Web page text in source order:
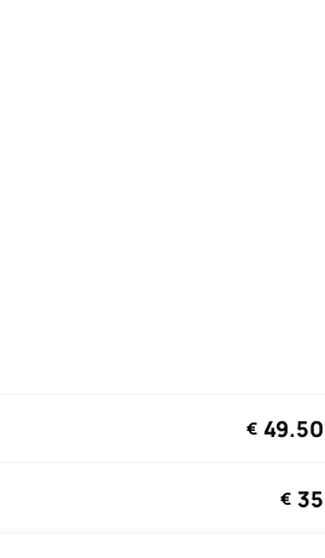
€ 49.50
€ 35